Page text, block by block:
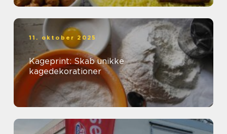
11. oktober 2025
Kageprint: Skab unikke
kagedekorationer